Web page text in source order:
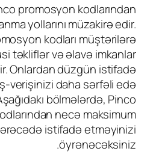
promosyon kodlarından
yollarını müzakirə edir.
kodları müştərilərə
təkliflər və əlavə imkanlar
Onlardan düzgün istifadə
verişinizi daha sərfəli edə
bölmələrdə, Pinco
necə maksimum
istifadə etməyinizi
öyrənəcəksiniz.